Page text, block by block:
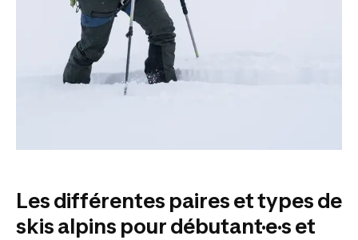
Les différentes paires et types de
skis alpins pour débutant·e·s et